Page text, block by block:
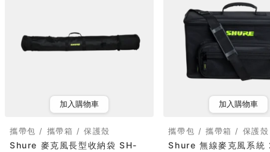
加入購物車
攜帶包 / 攜帶箱 / 保護殼
Shure 麥克風長型收納袋 SH-
加入購物車
攜帶包 / 攜帶箱 / 保護殼
Shure 無線麥克風系統